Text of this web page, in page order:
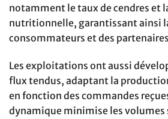
notamment le taux de cendres et
nutritionnelle, garantissant ainsi
consommateurs et des
Les exploitations ont aussi
flux tendus, adaptant la
en fonction des commandes
dynamique minimise les volumes